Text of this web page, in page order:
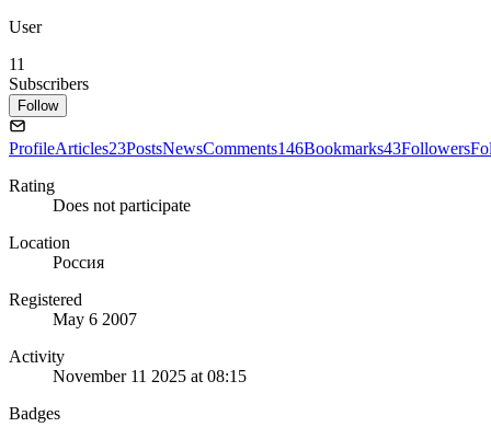
User
11
Subscribers
Follow
ProfileArticles23PostsNewsComments146Bookmarks43Followers
Rating
Does not participate
Location
Россия
Registered
May 6 2007
Activity
November 11 2025 at 08:15
Badges